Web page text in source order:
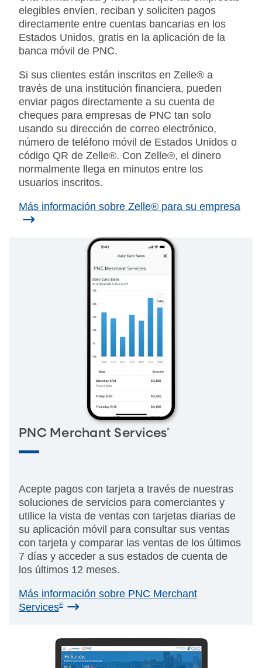
elegibles envíen, reciban y soliciten pagos
directamente entre cuentas bancarias en los
Estados Unidos, gratis en la aplicación de la
banca móvil de PNC.
Si sus clientes están inscritos en Zelle® a
través de una institución financiera, pueden
enviar pagos directamente a su cuenta de
cheques para empresas de PNC tan solo
usando su dirección de correo electrónico,
número de teléfono móvil de Estados Unidos o
código QR de Zelle®. Con Zelle®, el dinero
normalmente llega en minutos entre los
usuarios inscritos.
Más información sobre Zelle® para su empresa
PNC Merchant Services®
Acepte pagos con tarjeta a través de nuestras
soluciones de servicios para comerciantes y
utilice la vista de ventas con tarjetas diarias de
su aplicación móvil para consultar sus ventas
con tarjeta y comparar las ventas de los últimos
7 días y acceder a sus estados de cuenta de
los últimos 12 meses.
Más información sobre PNC Merchant
Services®